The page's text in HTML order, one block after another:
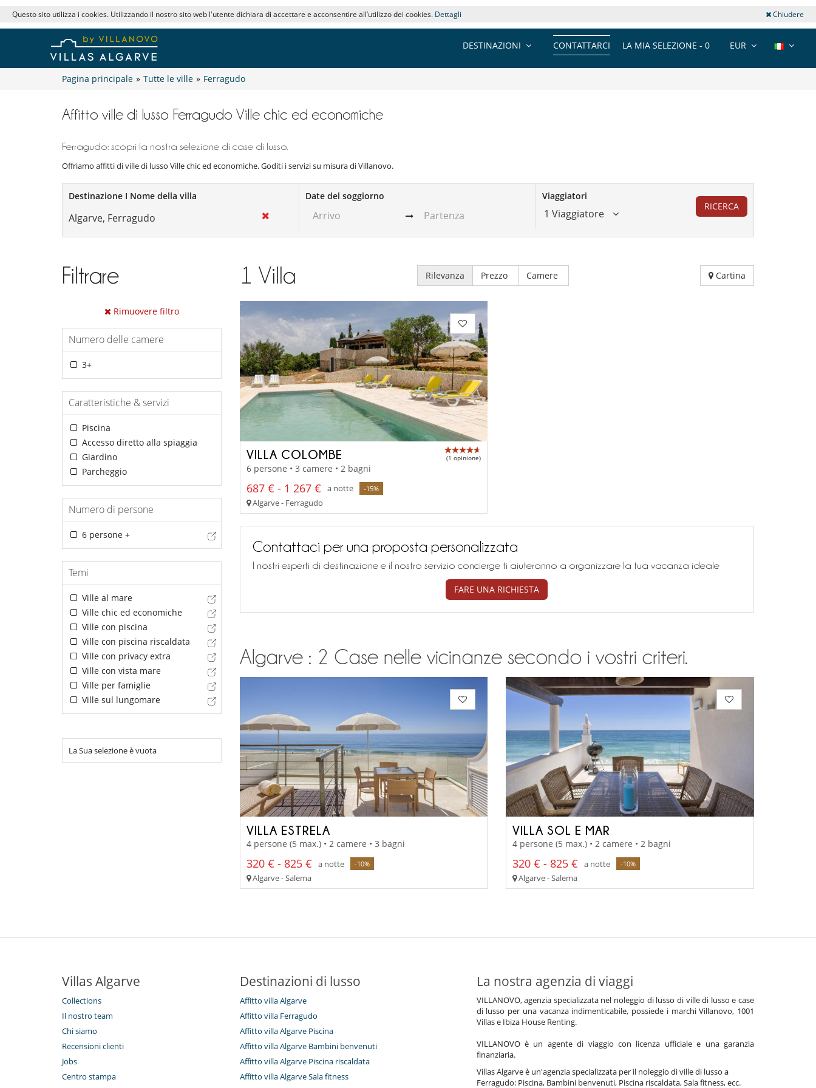
Questo sito utilizza i cookies. Utilizzando il nostro sito web l'utente dichiara di accettare e acconsentire all’utilizzo dei cookies. Dettagli Chiudere
EUR
LA MIA SELEZIONE - 0
CONTATTARCI
DESTINAZIONI
Pagina principale » Tutte le ville » Ferragudo
Affitto ville di lusso Ferragudo Ville chic ed economiche
Ferragudo: scopri la nostra selezione di case di lusso.
Offriamo affitti di ville di lusso Ville chic ed economiche. Goditi i servizi su misura di Villanovo.
Destinazione I Nome della villa Date del soggiorno Viaggiatori
1 Viaggiatore
RICERCA
Filtrare
Rimuovere filtro
Numero delle camere
3+
Caratteristiche & servizi
Piscina
Accesso diretto alla spiaggia
Giardino
Parcheggio
Numero di persone
6 persone +
Temi
Ville al mare
Ville chic ed economiche
Ville con piscina
Ville con piscina riscaldata
Ville con privacy extra
Ville con vista mare
Ville per famiglie
Ville sul lungomare
La Sua selezione è vuota
1 Villa Rilevanza Prezzo Camere Cartina
VILLA COLOMBE (1 opinione)
6 persone • 3 camere • 2 bagni
687 € - 1 267 € a notte -15%
Algarve - Ferragudo
Contattaci per una proposta personalizzata
I nostri esperti di destinazione e il nostro servizio concierge ti aiuteranno a organizzare la tua vacanza ideale
FARE UNA RICHIESTA
Algarve : 2 Case nelle vicinanze secondo i vostri criteri.
VILLA ESTRELA
4 persone (5 max.) • 2 camere • 3 bagni
320 € - 825 € a notte -10%
Algarve - Salema
VILLA SOL E MAR
4 persone (5 max.) • 2 camere • 2 bagni
320 € - 825 € a notte -10%
Algarve - Salema
Villas Algarve
Collections
Il nostro team
Chi siamo
Recensioni clienti
Jobs
Centro stampa
Destinazioni di lusso
Affitto villa Algarve
Affitto villa Ferragudo
Affitto villa Algarve Piscina
Affitto villa Algarve Bambini benvenuti
Affitto villa Algarve Piscina riscaldata
Affitto villa Algarve Sala fitness
La nostra agenzia di viaggi
VILLANOVO, agenzia specializzata nel noleggio di lusso di ville di lusso e case
di lusso per una vacanza indimenticabile, possiede i marchi Villanovo, 1001
Villas e Ibiza House Renting.
VILLANOVO è un agente di viaggio con licenza ufficiale e una garanzia
finanziaria.
Villas Algarve è un'agenzia specializzata per il noleggio di ville di lusso a
Ferragudo: Piscina, Bambini benvenuti, Piscina riscaldata, Sala fitness, ecc.